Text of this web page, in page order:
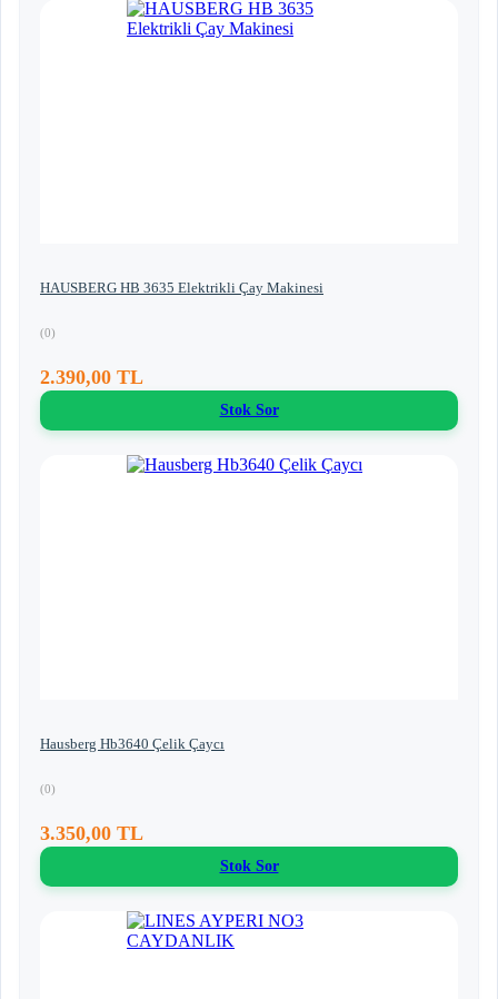
HAUSBERG HB 3635 Elektrikli Çay Makinesi
(0)
2.390,00 TL
Stok Sor
Hausberg Hb3640 Çelik Çaycı
(0)
3.350,00 TL
Stok Sor